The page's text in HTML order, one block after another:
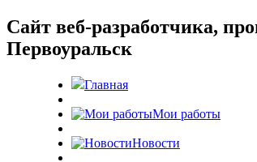
Cайт веб-разработчика,
Первоуральск
Главная
Мои работы
Новости